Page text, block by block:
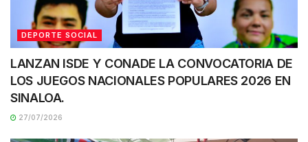
DEPORTE SOCIAL
LANZAN ISDE Y CONADE LA CONVOCATORIA DE
LOS JUEGOS NACIONALES POPULARES 2026 EN
SINALOA.
27/07/2026